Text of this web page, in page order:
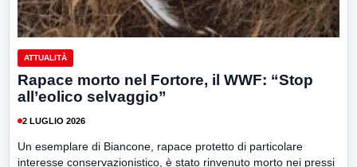
ATTUALITÀ
Rapace morto nel Fortore, il WWF: “Stop
all’eolico selvaggio”
2 LUGLIO 2026
Un esemplare di Biancone, rapace protetto di particolare
interesse conservazionistico, è stato rinvenuto morto nei pressi